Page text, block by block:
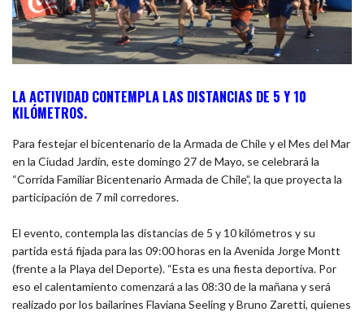
LA ACTIVIDAD CONTEMPLA LAS DISTANCIAS DE 5 Y 10
KILÓMETROS.
Para festejar el bicentenario de la Armada de Chile y el Mes del Mar
en la Ciudad Jardín, este domingo 27 de Mayo, se celebrará la
“Corrida Familiar Bicentenario Armada de Chile”, la que proyecta la
participación de 7 mil corredores.
El evento, contempla las distancias de 5 y 10 kilómetros y su
partida está fijada para las 09:00 horas en la Avenida Jorge Montt
(frente a la Playa del Deporte). “Esta es una fiesta deportiva. Por
eso el calentamiento comenzará a las 08:30 de la mañana y será
realizado por los bailarines Flaviana Seeling y Bruno Zaretti, quienes